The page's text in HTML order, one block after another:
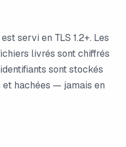
servi en TLS 1.2+. Les
livrés sont chiffrés
sont stockés
hachées — jamais en